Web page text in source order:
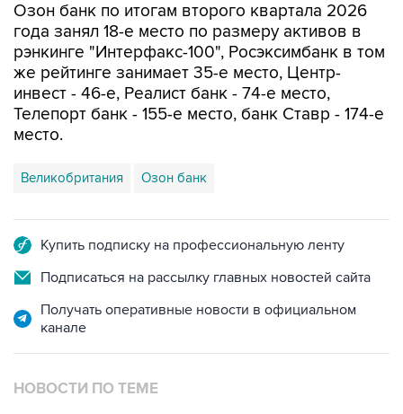
Озон банк по итогам второго квартала 2026
года занял 18-е место по размеру активов в
рэнкинге "Интерфакс-100", Росэксимбанк в том
же рейтинге занимает 35-е место, Центр-
инвест - 46-е, Реалист банк - 74-е место,
Телепорт банк - 155-е место, банк Ставр - 174-е
место.
Великобритания Озон банк
Купить подписку на профессиональную ленту
Подписаться на рассылку главных новостей сайта
Получать оперативные новости в официальном
канале
НОВОСТИ ПО ТЕМЕ